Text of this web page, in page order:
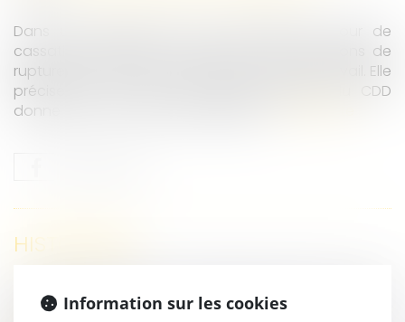
Dans un arrêt rendu le 9 avril 2026, la Cour de
cassation effectue un rappel sur les conditions de
rupture d’un CDD dans le cas d’un arrêt de travail. Elle
précise les cas où une rupture abusive du CDD
donne droit à un dédommagement...
HISTORIQUE
Peut-on reporter ses congés payés non pris après
le 31 mai ?Information sur les cookies